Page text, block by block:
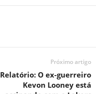
Próximo artigo
Relatório: O ex-guerreiro
Kevon Looney está